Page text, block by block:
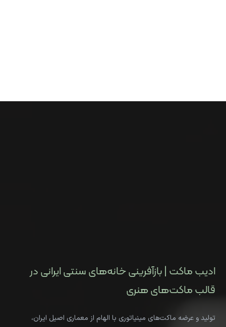
ادیب ماکت | بازآفرینی خانه‌های سنتی ایرانی در
قالب ماکت‌های هنری
تولید و عرضه ماکت‌های مینیاتوری با الهام از معماری اصیل ایران،